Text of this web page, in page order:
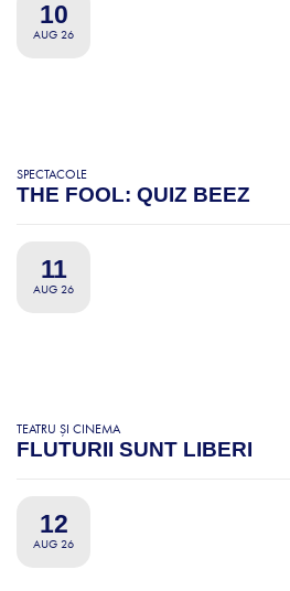
10
AUG 26
SPECTACOLE
THE FOOL: QUIZ BEEZ
11
AUG 26
TEATRU ȘI CINEMA
FLUTURII SUNT LIBERI
12
AUG 26